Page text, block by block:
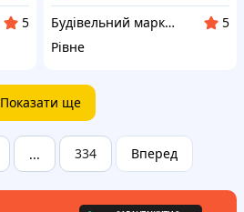
5
Будівельний маркет Маяк
5
Рівне
Показати ще
... 334 Вперед